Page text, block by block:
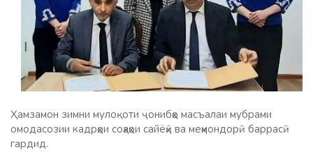
Ҳамзамон зимни мулоқоти ҷонибҳо масъалаи мубрами
омодасозии кадрҳои соҳаҳои сайёҳӣ ва меҳмондорӣ баррасӣ
гардид.